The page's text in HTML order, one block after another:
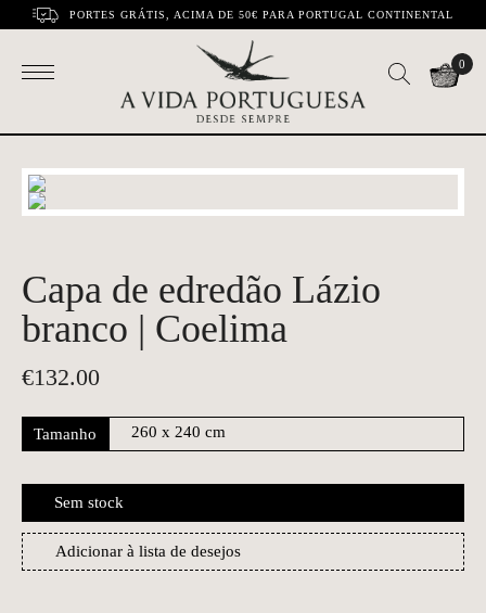
PORTES GRÁTIS, ACIMA DE 50€ PARA PORTUGAL CONTINENTAL
0
Capa de edredão Lázio
branco | Coelima
€132.00
Tamanho
Sem stock
Adicionar à lista de desejos